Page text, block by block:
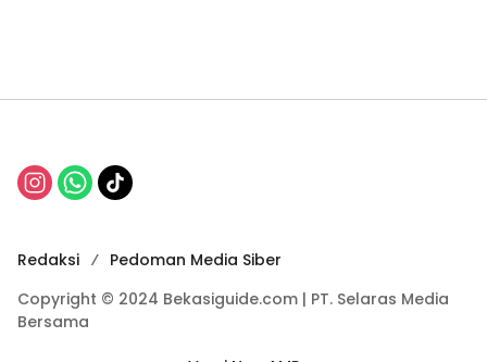
Redaksi
Pedoman Media Siber
Copyright © 2024 Bekasiguide.com | PT. Selaras Media
Bersama